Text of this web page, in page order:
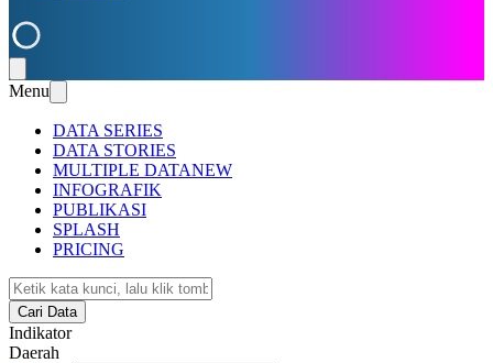
Menu
DATA SERIES
DATA STORIES
MULTIPLE DATANEW
INFOGRAFIK
PUBLIKASI
SPLASH
PRICING
Cari Data
Indikator
Daerah